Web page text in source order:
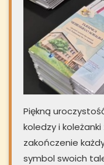
Piękną
koledzy i
zakończenie
symbol swoich